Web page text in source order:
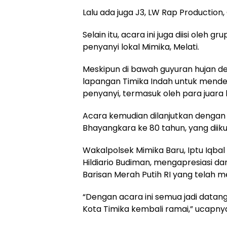
Lalu ada juga J3, LW Rap
Selain itu, acara ini juga diisi oleh
penyanyi lokal Mimika, Melati.
Meskipun di bawah guyuran hujan
lapangan Timika Indah untuk
penyanyi, termasuk oleh para
Acara kemudian dilanjutkan
Bhayangkara ke 80 tahun, yang
Wakalpolsek Mimika Baru, Iptu
Hildiario Budiman, mengapresiasi
Barisan Merah Putih RI yang telah
“Dengan acara ini semua jadi
Kota Timika kembali ramai,”